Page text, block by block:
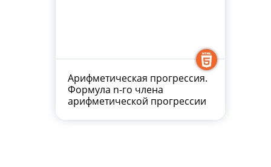
Арифметическая прогрессия.
Формула n-го члена
арифметической прогрессии